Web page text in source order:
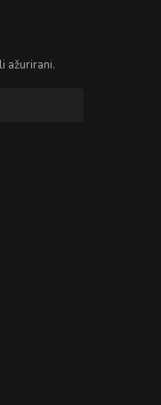
ažurirani.